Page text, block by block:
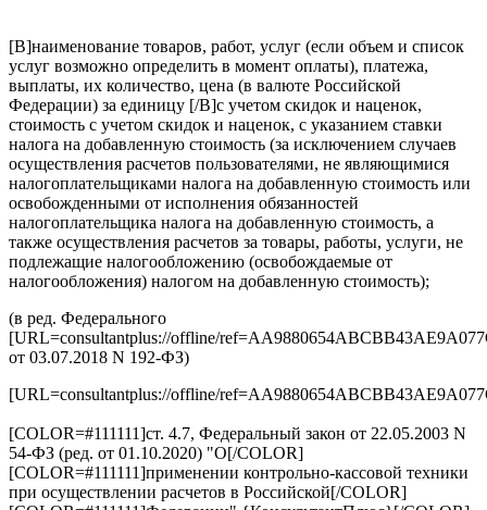
[B]наименование товаров, работ, услуг (если объем и список
услуг возможно определить в момент оплаты), платежа,
выплаты, их количество, цена (в валюте Российской
Федерации) за единицу [/B]с учетом скидок и наценок,
стоимость с учетом скидок и наценок, с указанием ставки
налога на добавленную стоимость (за исключением случаев
осуществления расчетов пользователями, не являющимися
налогоплательщиками налога на добавленную стоимость или
освобожденными от исполнения обязанностей
налогоплательщика налога на добавленную стоимость, а
также осуществления расчетов за товары, работы, услуги, не
подлежащие налогообложению (освобождаемые от
налогообложения) налогом на добавленную стоимость);
(в ред. Федерального
[URL=consultantplus://offline/
от 03.07.2018 N 192-ФЗ)
[URL=consultantplus://offline/
[COLOR=#111111]ст. 4.7, Федеральный закон от 22.05.2003 N
54-ФЗ (ред. от 01.10.2020) "О[/COLOR]
[COLOR=#111111]применении контрольно-кассовой техники
при осуществлении расчетов в Российской[/COLOR]